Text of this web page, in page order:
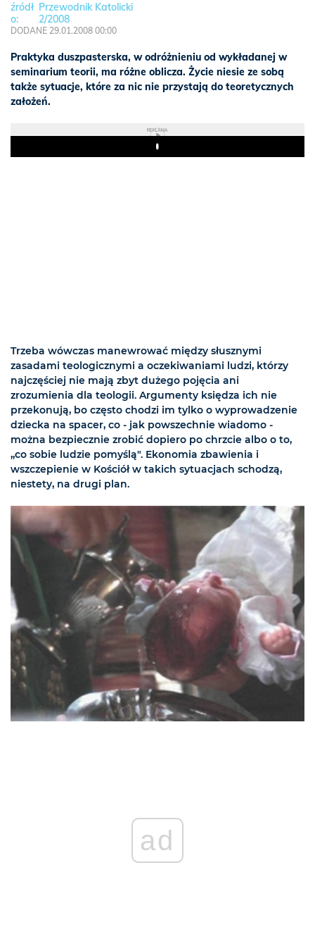
Przewodnik Katolicki
2/2008
DODANE 29.01.2008 00:00
Praktyka duszpasterska, w odróżnieniu od wykładanej w
seminarium teorii, ma różne oblicza. Życie niesie ze sobą
także sytuacje, które za nic nie przystają do teoretycznych
założeń.
REKLAMA
Play
Trzeba wówczas manewrować między słusznymi
zasadami teologicznymi a oczekiwaniami ludzi, którzy
najczęściej nie mają zbyt dużego pojęcia ani
zrozumienia dla teologii. Argumenty księdza ich nie
przekonują, bo często chodzi im tylko o wyprowadzenie
dziecka na spacer, co - jak powszechnie wiadomo -
można bezpiecznie zrobić dopiero po chrzcie albo o to,
„co sobie ludzie pomyślą". Ekonomia zbawienia i
wszczepienie w Kościół w takich sytuacjach schodzą,
niestety, na drugi plan.
ad